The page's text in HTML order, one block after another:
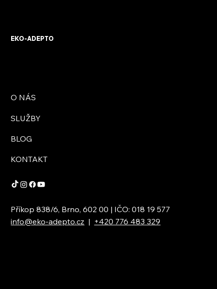
EKO-ADEPTO
O NÁS
SLUŽBY
BLOG
KONTAKT
Příkop 838/6, Brno, 602 00 | IČO: 018 19 577
info@eko-adepto.cz | +420 776 483 329